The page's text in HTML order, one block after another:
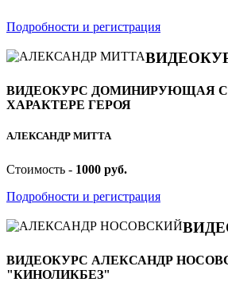
Подробности и регистрация
ВИДЕОКУРС ДОМИНИРУЮЩАЯ
ХАРАКТЕРЕ ГЕРОЯ
АЛЕКСАНДР МИТТА
Стоимость - 1000 руб.
Подробности и регистрация
ВИДЕОКУРС АЛЕКСАНДР
"КИНОЛИКБЕЗ"